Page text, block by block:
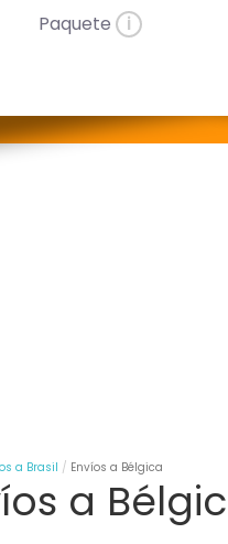
Paquete i
a Brasil Envíos a Bélgica
a